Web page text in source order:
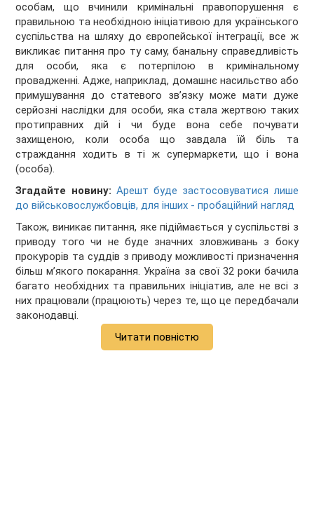
особам, що вчинили кримінальні правопорушення є
правильною та необхідною ініціативою для українського
суспільства на шляху до європейської інтеграції, все ж
викликає питання про ту саму, банальну справедливість
для особи, яка є потерпілою в кримінальному
провадженні. Адже, наприклад, домашнє насильство або
примушування до статевого зв’язку може мати дуже
серйозні наслідки для особи, яка стала жертвою таких
протиправних дій і чи буде вона себе почувати
захищеною, коли особа що завдала їй біль та
страждання ходить в ті ж супермаркети, що і вона
(особа).
Згадайте новину: Арешт буде застосовуватися лише
до військовослужбовців, для інших - пробаційний нагляд
Також, виникає питання, яке підіймається у суспільстві з
приводу того чи не буде значних зловживань з боку
прокурорів та суддів з приводу можливості призначення
більш м’якого покарання. Україна за свої 32 роки бачила
багато необхідних та правильних ініціатив, але не всі з
них працювали (працюють) через те, що це передбачали
законодавці.
Читати повністю